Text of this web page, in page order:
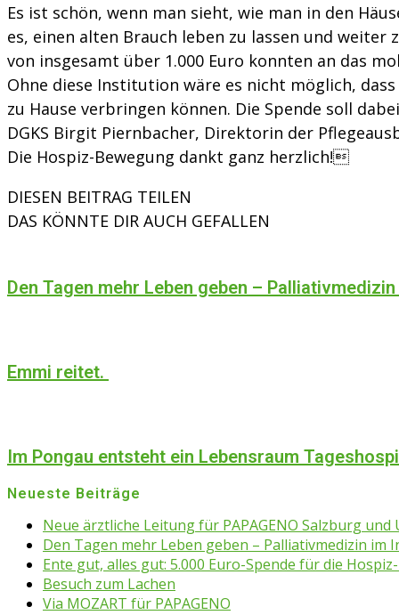
Es ist schön, wenn man sieht, wie man in den
es, einen alten Brauch leben zu lassen und
von insgesamt über 1.000 Euro konnten an das
Ohne diese Institution wäre es nicht möglich,
zu Hause verbringen können. Die Spende soll
DGKS Birgit Piernbacher, Direktorin der
Die Hospiz-Bewegung dankt ganz herzlich!
DIESEN BEITRAG TEILEN
DAS KÖNNTE DIR AUCH GEFALLEN
Den Tagen mehr Leben geben –
Emmi reitet.
Im Pongau entsteht ein Lebensraum
Neueste Beiträge
Neue ärztliche Leitung für PAPAGENO Salzburg und
Den Tagen mehr Leben geben – Palliativmedizin im
Ente gut, alles gut: 5.000 Euro-Spende für die
Besuch zum Lachen
Via MOZART für PAPAGENO